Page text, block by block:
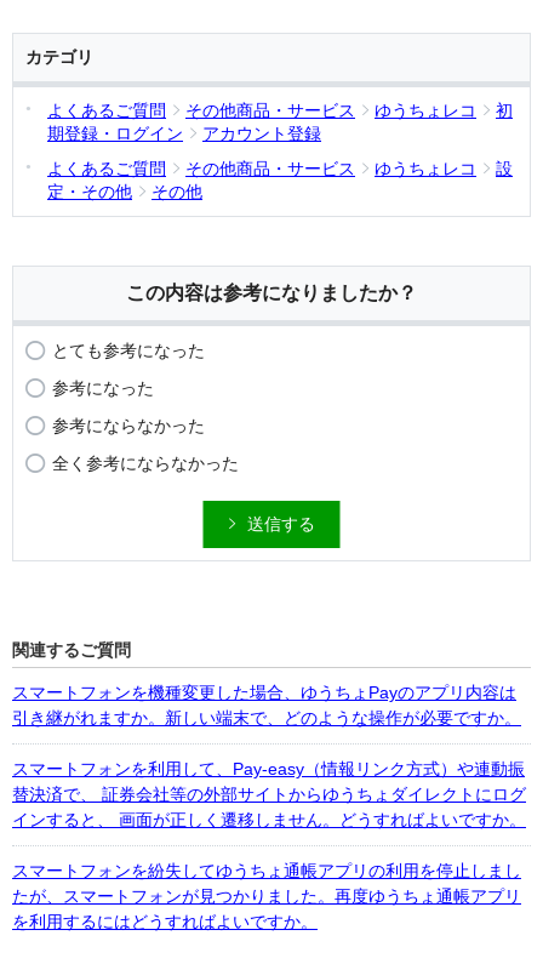
カテゴリ
よくあるご質問 その他商品・サービス ゆうちょレコ
初
期登録・ログイン
アカウント登録
よくあるご質問
その他商品・サービス ゆうちょレコ
設
定・その他
その他
この内容は参考になりましたか？
とても参考になった
参考になった
参考にならなかった
全く参考にならなかった
送信する
関連するご質問
スマートフォンを機種変更した場合、ゆうちょPayのアプリ内容は
引き継がれますか。新しい端末で、どのような操作が必要ですか。
スマートフォンを利用して、Pay-easy（情報リンク方式）や連動振
替決済で、 証券会社等の外部サイトからゆうちょダイレクトにログ
インすると、 画面が正しく遷移しません。どうすればよいですか。
スマートフォンを紛失してゆうちょ通帳アプリの利用を停止しまし
たが、スマートフォンが見つかりました。再度ゆうちょ通帳アプリ
を利用するにはどうすればよいですか。